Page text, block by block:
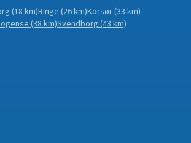
(18 km)Ringe(26 km)Korsør(33 km)
(38 km)Svendborg(43 km)